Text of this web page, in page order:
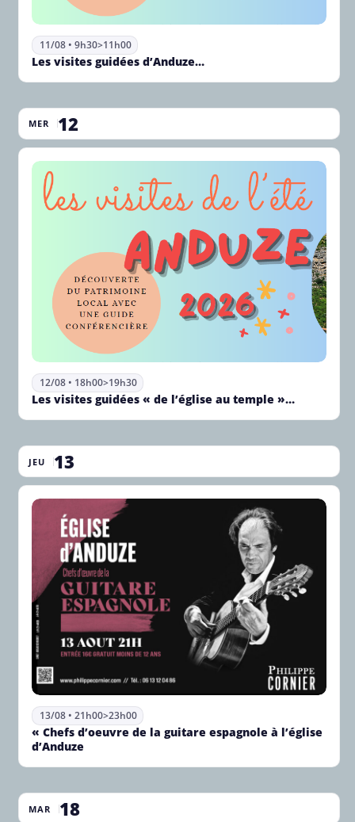
Les visites guidées d’Anduze…
11/08 • 9h30>11h00
MER 12
Les visites guidées « de l’église au temple »…
12/08 • 18h00>19h30
JEU 13
« Chefs d’oeuvre de la guitare espagnole à l’église
d’Anduze
13/08 • 21h00>23h00
MAR 18